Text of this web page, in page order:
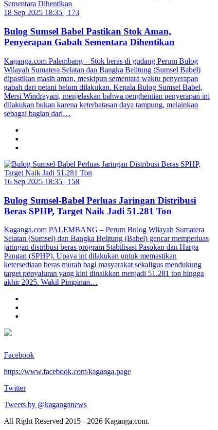
18 Sep 2025 18:35 | 173
Bulog Sumsel Babel Pastikan Stok Aman,
Penyerapan Gabah Sementara Dihentikan
Kaganga.com Palembang – Stok beras di gudang Perum Bulog
Wilayah Sumatera Selatan dan Bangka Belitung (Sumsel Babel)
dipastikan masih aman, meskipun sementara waktu penyerapan
gabah dari petani belum dilakukan. Kepala Bulog Sumsel Babel,
Mersi Windrayani, menjelaskan bahwa penghentian penyerapan ini
dilakukan bukan karena keterbatasan daya tampung, melainkan
sebagai bagian dari…
16 Sep 2025 18:35 | 158
Bulog Sumsel-Babel Perluas Jaringan Distribusi
Beras SPHP, Target Naik Jadi 51.281 Ton
Kaganga.com PALEMBANG – Perum Bulog Wilayah Sumatera
Selatan (Sumsel) dan Bangka Belitung (Babel) gencar memperluas
jaringan distribusi beras program Stabilisasi Pasokan dan Harga
Pangan (SPHP). Upaya ini dilakukan untuk memastikan
ketersediaan beras murah bagi masyarakat sekaligus mendukung
target penyaluran yang kini dinaikkan menjadi 51.281 ton hingga
akhir 2025. Wakil Pimpinan…
Facebook
https://www.facebook.com/kaganga.page
Twitter
Tweets by @kaganganews
All Right Reserved 2015 - 2026 Kaganga.com.